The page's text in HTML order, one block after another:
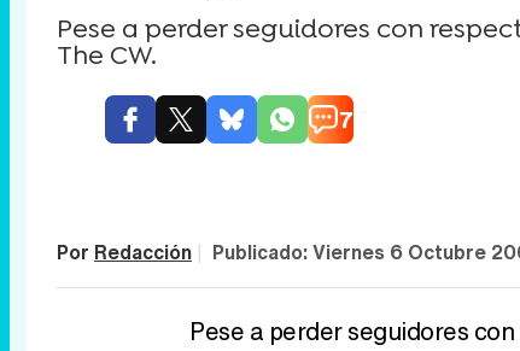
Pese a perder seguidores con
The CW.
7
Por Redacción | Publicado:Viernes 6 Octubre
Pese a perder seguidores